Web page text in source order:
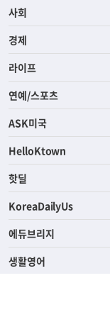
전체
사회
경제
라이프
연예/스포츠
ASK미국
HelloKtown
핫딜
KoreaDailyUs
에듀브리지